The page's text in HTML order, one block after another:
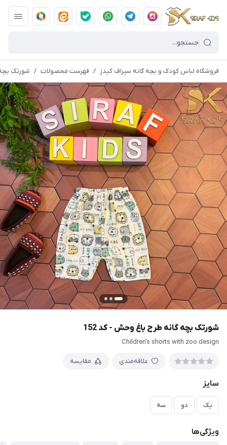
فروشگاه لباس کودک و بچه گانه سیراف کیدز / فهرست محصولات / شورتک بچه
شورتک بچه گانه طرح باغ وحش - کد 152
Children's shorts with zoo design
علاقه‌مندی مقایسه
سایز
یک دو سه
ویژگی‌ها